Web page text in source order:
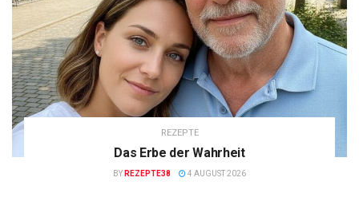
REZEPTE
Das Erbe der Wahrheit
BY REZEPTE38 4 AUGUST 2026